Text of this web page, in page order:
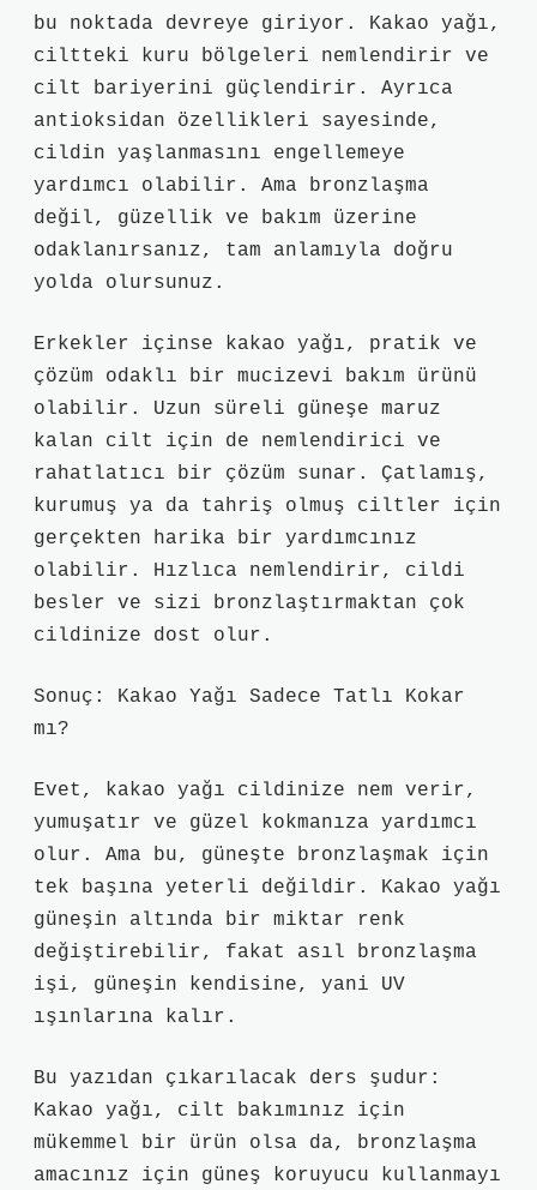
bu noktada devreye giriyor. Kakao yağı,
ciltteki kuru bölgeleri nemlendirir ve
cilt bariyerini güçlendirir. Ayrıca
antioksidan özellikleri sayesinde,
cildin yaşlanmasını engellemeye
yardımcı olabilir. Ama bronzlaşma
değil, güzellik ve bakım üzerine
odaklanırsanız, tam anlamıyla doğru
yolda olursunuz.
Erkekler içinse kakao yağı, pratik ve
çözüm odaklı bir mucizevi bakım ürünü
olabilir. Uzun süreli güneşe maruz
kalan cilt için de nemlendirici ve
rahatlatıcı bir çözüm sunar. Çatlamış,
kurumuş ya da tahriş olmuş ciltler için
gerçekten harika bir yardımcınız
olabilir. Hızlıca nemlendirir, cildi
besler ve sizi bronzlaştırmaktan çok
cildinize dost olur.
Sonuç: Kakao Yağı Sadece Tatlı Kokar
mı?
Evet, kakao yağı cildinize nem verir,
yumuşatır ve güzel kokmanıza yardımcı
olur. Ama bu, güneşte bronzlaşmak için
tek başına yeterli değildir. Kakao yağı
güneşin altında bir miktar renk
değiştirebilir, fakat asıl bronzlaşma
işi, güneşin kendisine, yani UV
ışınlarına kalır.
Bu yazıdan çıkarılacak ders şudur:
Kakao yağı, cilt bakımınız için
mükemmel bir ürün olsa da, bronzlaşma
amacınız için güneş koruyucu kullanmayı